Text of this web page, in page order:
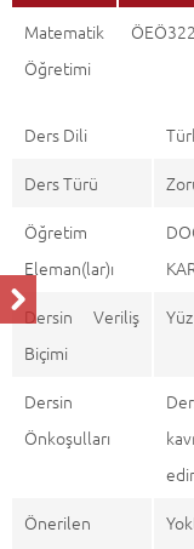
Matematik
Öğretimi
ÖEÖ322
Ders Dili
Ders Türü
Öğretim
Eleman(lar)ı
Dersin Veriliş
Biçimi
Dersin
Önkoşulları
Önerilen